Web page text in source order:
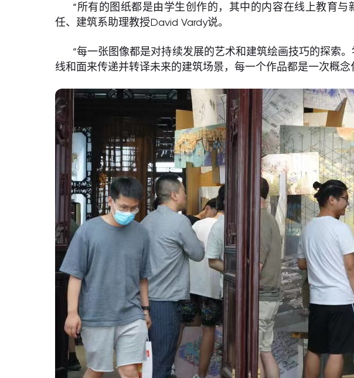
“所有的图纸都是由学生创作的，其中的内容在线上教育
任、建筑系助理教授David Vardy说。
“每一张图像都是对持续发展的艺术和建筑绘画技巧的探索
线和面来传递并转译未来的建筑场景，每一个作品都是一次概念